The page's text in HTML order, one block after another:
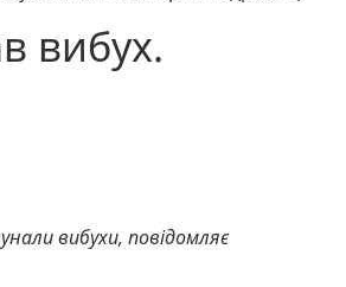
вибух.
вибухи, повідомляє